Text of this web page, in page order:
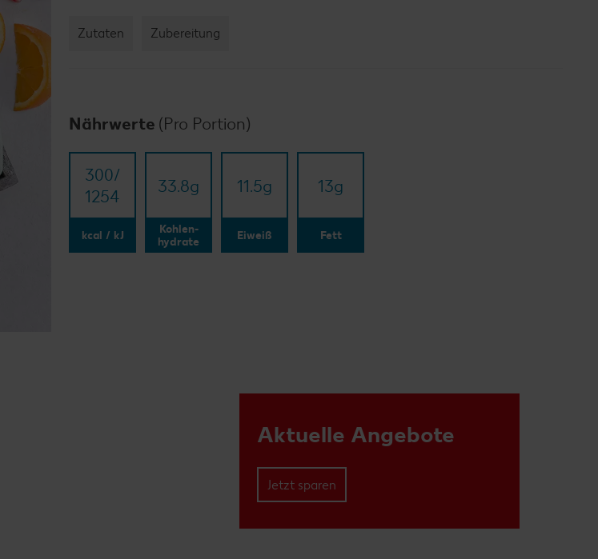
Zutaten Zubereitung
Nährwerte (Pro Portion)
300/​
1254
kcal / kJ
33.8g
Kohlen-
hydrate
11.5g
Eiweiß
13g
Fett
Aktuelle Angebote
Jetzt sparen